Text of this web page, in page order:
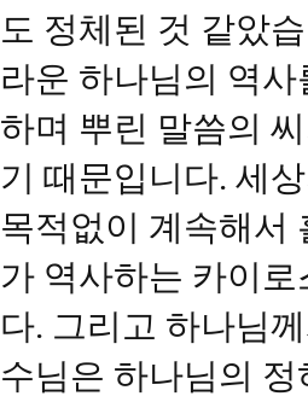
도 정체된 것 같았
라운 하나님의 역
하며 뿌린 말씀의
기 때문입니다. 세
목적없이 계속해서
가 역사하는 카이
다. 그리고 하나님
수님은 하나님의